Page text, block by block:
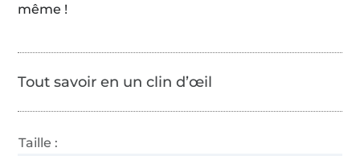
même !
Tout savoir en un clin d’œil
Taille :